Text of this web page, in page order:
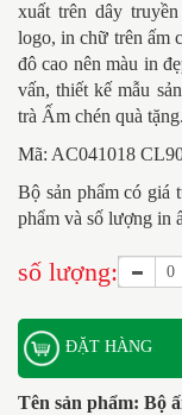
xuất trên dây
logo, in chữ trên ấm
đô cao nên màu in
vấn, thiết kế mẫu
trà Ấm chén quà tặng.
Mã: AC041018
Bộ sản phẩm có giá
phẩm và số lượng in
số lượng:
ĐẶT HÀNG
Tên sản phẩm: Bộ